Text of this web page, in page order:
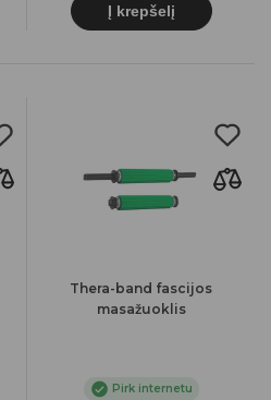
Į krepšelį
Thera-band fascijos
masažuoklis
Pirk internetu